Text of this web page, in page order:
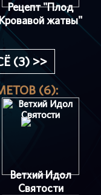
Рецепт "Плод
жатвы"
(3) >>
(6):
Ветхий Идол
Святости